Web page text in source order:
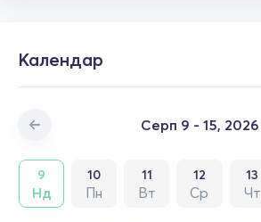
Календар
Серп 9 - 15, 2026
9
Нд
10
Пн
11
Вт
12
Ср
13
Чт